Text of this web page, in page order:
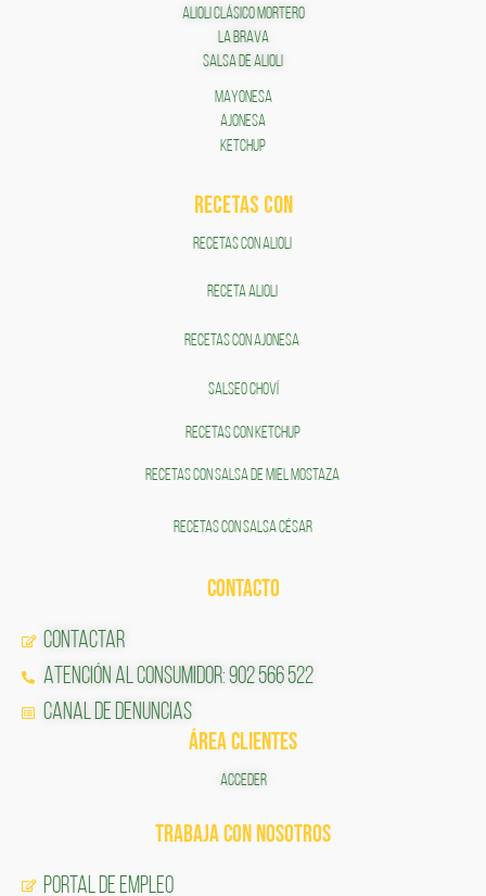
ALIOLI CLÁSICO MORTERO
LA BRAVA
SALSA DE ALIOLI
MAYONESA
AJONESA
KETCHUP
RECETAS COn
RECETAS CON ALIOLI
RECETA ALIOLI
RECETAS CON AJONESA
SALSEO CHOVÍ
RECETAS CON KETCHUP
RECETAS CON SALSA DE MIEL MOSTAZA
RECETAS CON SALSA CÉSAR
CONTACTO
Contactar
Atención al Consumidor: 902 566 522
Canal de Denuncias
ÁREA CLIENTES
ACCEDER
TRABAJA CON NOSOTROS
Portal de Empleo